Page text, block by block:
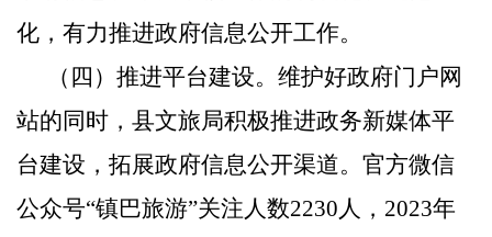
化，有力推进政府信息公开工作。
（四）推进平台建设。 维护好政府门户网
站的同时，县文旅局积极推进政务新媒体平
台建设，拓展政府信息公开渠道。官方微信
公众号“镇巴旅游”关注人数2230 人 ， 2023年